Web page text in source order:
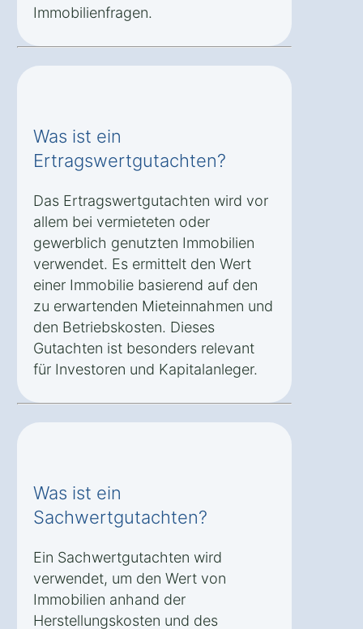
Immobilienfragen.
Was ist ein
Ertragswertgutachten?
Das Ertragswertgutachten wird vor
allem bei vermieteten oder
gewerblich genutzten Immobilien
verwendet. Es ermittelt den Wert
einer Immobilie basierend auf den
zu erwartenden Mieteinnahmen und
den Betriebskosten. Dieses
Gutachten ist besonders relevant
für Investoren und Kapitalanleger.
Was ist ein
Sachwertgutachten?
Ein Sachwertgutachten wird
verwendet, um den Wert von
Immobilien anhand der
Herstellungskosten und des